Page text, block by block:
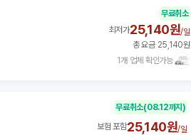
1개 업체 확인가능
무료취소
최저가25,140원/일
총 요금 25,140원
무료취소(08.12까지)
보험 포함25,140원/일